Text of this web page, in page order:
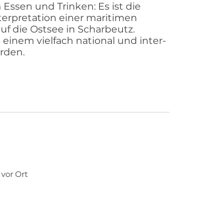
und Trinken: Es ist die
einer maritimen
die Ostsee in Scharbeutz.
vielfach national und inter-
Ort